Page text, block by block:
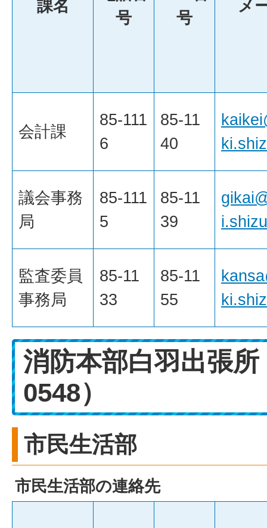
課名
号
号
メ
会計課
85-111
6
85-11
40
議会事務
局
85-111
5
85-11
39
監査委員
事務局
85-11
33
85-11
55
消防本部白羽出張
0548）
市民生活部
市民生活部の連絡先